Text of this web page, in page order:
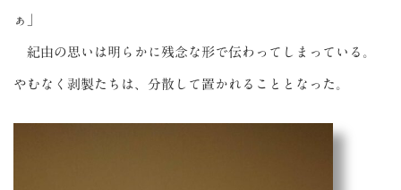
ぁ」
紀由の思いは明らかに残念な形で伝わってしまっている。
やむなく剥製たちは、分散して置かれることとなった。